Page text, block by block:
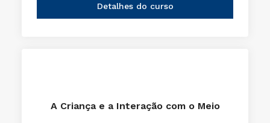
Detalhes do curso
A Criança e a Interação com o Meio